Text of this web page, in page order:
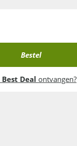
Best Deal ontvangen?